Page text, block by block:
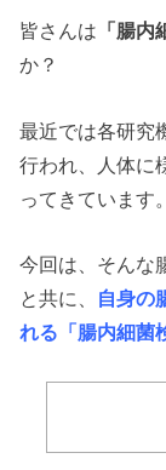
皆さんは 「腸内
か？
最近では各研究
行われ、人体に
ってきています。
今回は、そんな
と共に、 自身の
れる「腸内細菌